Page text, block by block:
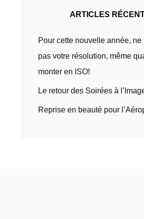
ARTICLES
Pour cette nouvelle année, ne
pas votre résolution, même
monter en ISO!
Le retour des Soirées à
Reprise en beauté pour